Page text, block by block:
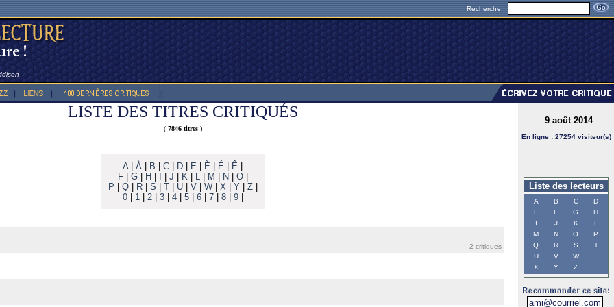
Recherche :
LISTE DES TITRES CRITIQUÉS
( 7846 titres )
A| À B C D E È É Ê
F| G| H J K| L| M N O|
P
Q| R| S T| U| V| W| X| Y| Z|
0| 1| 2| 3| 4| 5| 6| 7| 8| 9|
2 critiques
9 août 2014
En ligne : 27254 visiteur(s)
Liste des lecteurs
A B C
D
E
F G
H
I
J K
L
M
N O
P
Q
R S
T
U
V
W
X
Y Z